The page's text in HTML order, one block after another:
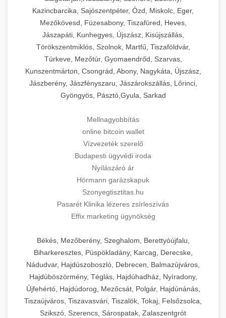
Kazincbarcika, Sajószentpéter, Ózd, Miskolc, Eger,
Mezőkövesd, Füzesabony, Tiszafüred, Heves,
Jászapáti, Kunhegyes, Újszász, Kisújszállás,
Törökszentmiklós, Szolnok, Martfű, Tiszaföldvár,
Túrkeve, Mezőtúr, Gyomaendrőd, Szarvas,
Kunszentmárton, Csongrád, Abony, Nagykáta, Újszász,
Jászberény, Jászfényszaru, Jászárokszállás, Lőrinci,
Gyöngyös, Pásztó,Gyula, Sarkad
Mellnagyobbítás
online bitcoin wallet
Vízvezeték szerelő
Budapesti ügyvédi iroda
Nyílászáró ár
Hörmann garázskapuk
Szonyegtisztitas.hu
Pasarét Klinika lézeres zsírleszívás
Effix marketing ügynökség
Békés, Mezőberény, Szeghalom, Berettyóújfalu,
Biharkeresztes, Püspökladány, Karcag, Derecske,
Nádudvar, Hajdúszoboszló, Debrecen, Balmazújváros,
Hajdúböszörmény, Téglás, Hajdúhadház, Nyíradony,
Újfehértó, Hajdúdorog, Mezőcsát, Polgár, Hajdúnánás,
Tiszaújváros, Tiszavasvári, Tiszalök, Tokaj, Felsőzsolca,
Szikszó, Szerencs, Sárospatak, Zalaszentgrót